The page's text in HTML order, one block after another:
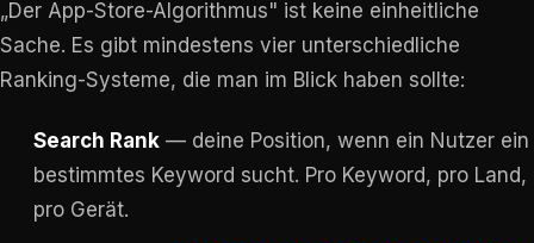
„Der App-Store-Algorithmus" ist keine einheitliche
Sache. Es gibt mindestens vier unterschiedliche
Ranking-Systeme, die man im Blick haben sollte:
Search Rank — deine Position, wenn ein Nutzer ein
bestimmtes Keyword sucht. Pro Keyword, pro Land,
pro Gerät.